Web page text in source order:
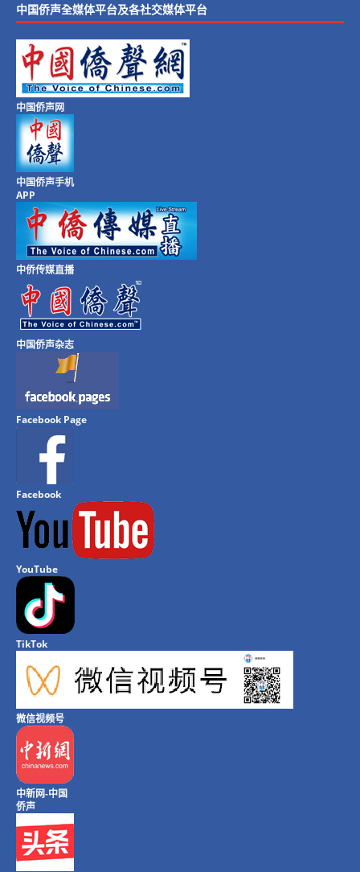
中国侨声全媒体平台及各社交媒体平台
中国侨声网
中国侨声手机
APP
中侨传媒直播
中国侨声杂志
Facebook Page
Facebook
YouTube
TikTok
微信视频号
中新网-中国
侨声